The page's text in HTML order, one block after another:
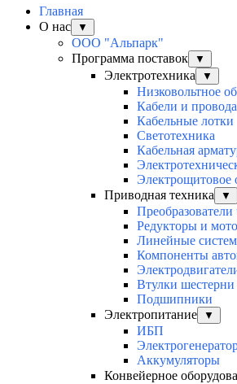
Главная
О нас
▼
ООО "Альпарк"
Программа поставок
▼
Электротехника ▼
Низковольтное
Кабели и провода
Кабельные лотки
Светотехника
Кабельная
Электрощитовое
Приводная техника
▼
Преобразователи
Редукторы и
Линейные
Компоненты
Втулки
Подшипники
Электропитание
▼
ИБП
Аккумуляторы
Конвейерное